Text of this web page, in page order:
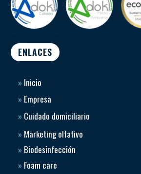
ENLACES
» Inicio
» Empresa
» Cuidado domiciliario
» Marketing olfativo
» Biodesinfección
» Foam care